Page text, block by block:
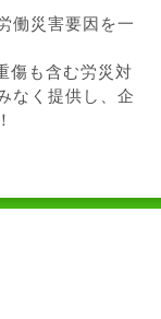
働災害要因を一
傷も含む労災対
なく提供し、企